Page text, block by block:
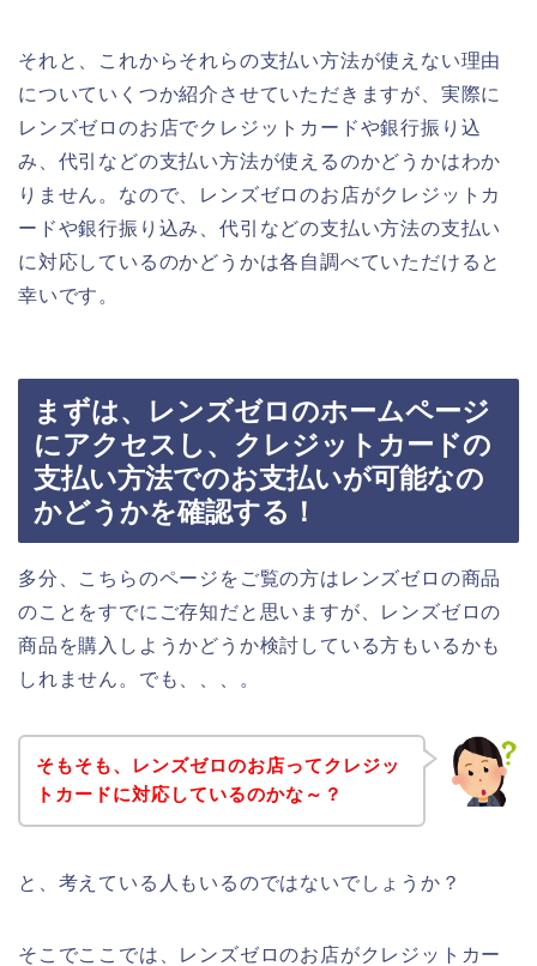
それと、これからそれらの支払い方法が使えない理由
についていくつか紹介させていただきますが、実際に
レンズゼロのお店でクレジットカードや銀行振り込
み、代引などの支払い方法が使えるのかどうかはわか
りません。なので、レンズゼロのお店がクレジットカ
ードや銀行振り込み、代引などの支払い方法の支払い
に対応しているのかどうかは各自調べていただけると
幸いです。
まずは、レンズゼロのホームページ
にアクセスし、クレジットカードの
支払い方法でのお支払いが可能なの
かどうかを確認する！
多分、こちらのページをご覧の方はレンズゼロの商品
のことをすでにご存知だと思いますが、レンズゼロの
商品を購入しようかどうか検討している方もいるかも
しれません。でも、、、。
そもそも、レンズゼロのお店ってクレジッ
トカードに対応しているのかな～？
と、考えている人もいるのではないでしょうか？
そこでここでは、レンズゼロのお店がクレジットカー